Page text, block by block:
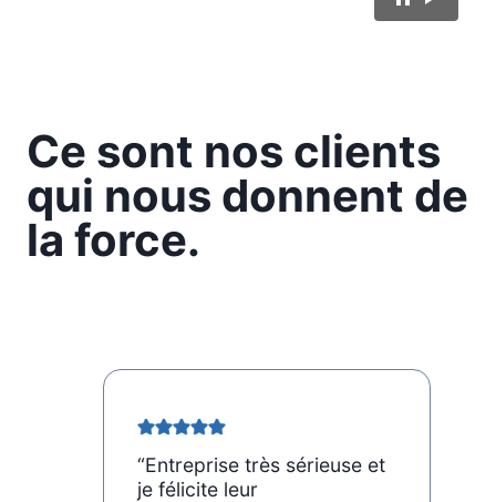
Ce sont nos clients
qui nous donnent de
la force.
“Entreprise très sérieuse et
je félicite leur